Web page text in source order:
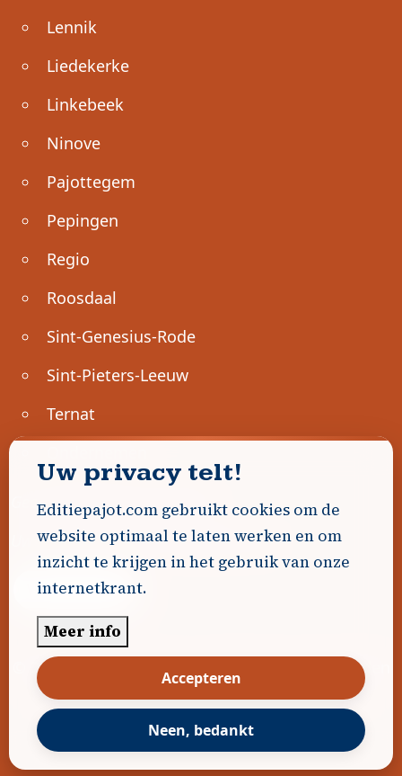
Lennik
Liedekerke
Linkebeek
Ninove
Pajottegem
Pepingen
Regio
Roosdaal
Sint-Genesius-Rode
Sint-Pieters-Leeuw
Ternat
Geen advertenties gevonden.
Uw advertentie hier? Contacteer ons!
Word Partner!
© 2026 Editiepajot.com
Algemene voorwaarden
|Disclaimer Privacybeleid Cookiebeleid|
Gerealiseerd doorDavidHosse.net
Uw privacy telt!
Editiepajot.com gebruikt cookies om de
website optimaal te laten werken en om
inzicht te krijgen in het gebruik van onze
internetkrant.
Meer info
Accepteren
Neen, bedankt